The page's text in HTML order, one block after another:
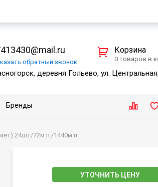
обратный звонок
деревня Гольево, ул.
Корзина
0 товаров в
Бренды
24шт/72м.п./1440м.п.
УТОЧНИТЬ ЦЕНУ